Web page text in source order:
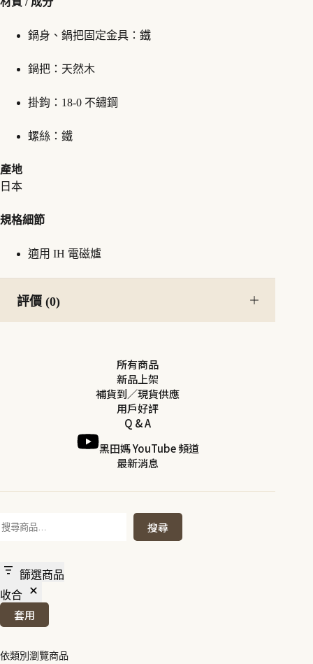
鍋身、鍋把固定金具：鐵
鍋把：天然木
掛鉤：18-0 不鏽鋼
螺絲：鐵
產地
日本
規格細節
適用 IH 電磁爐
評價 (0)
所有商品
新品上架
補貨到／現貨供應
用戶好評
Q & A
黑田媽 YouTube 頻道
最新消息
搜
尋
搜尋
篩選商品
收合
套用
依類別瀏覽商品